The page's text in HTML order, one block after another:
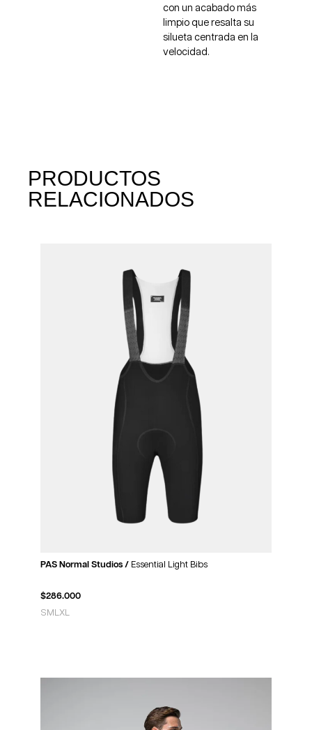
con un acabado más
limpio que resalta su
silueta centrada en la
velocidad.
PRODUCTOS
RELACIONADOS
PAS Normal Studios / Essential Light Bibs
$286.000
S M LXL